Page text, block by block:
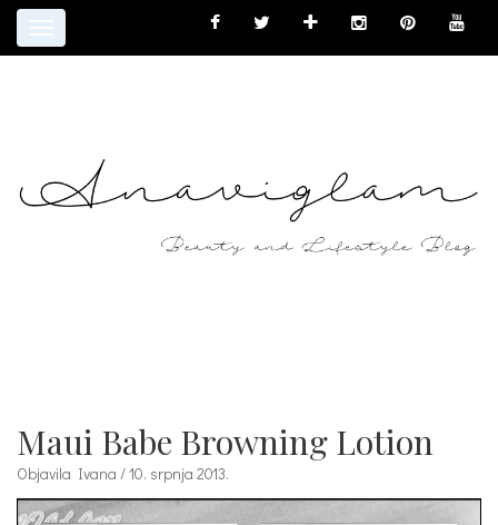
Toggle
Maui Babe Browning Lotion
Objavila Ivana / 10. srpnja 2013.